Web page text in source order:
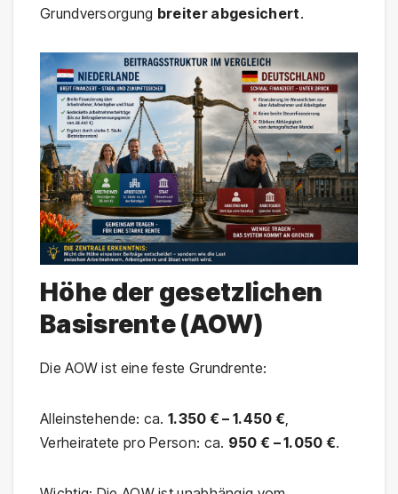
Grundversorgung breiter abgesichert.
Höhe der gesetzlichen
Basisrente (AOW)
Die AOW ist eine feste Grundrente:
Alleinstehende: ca. 1.350 € – 1.450 €
Verheiratete pro Person: ca. 950 € – 1.050 €.